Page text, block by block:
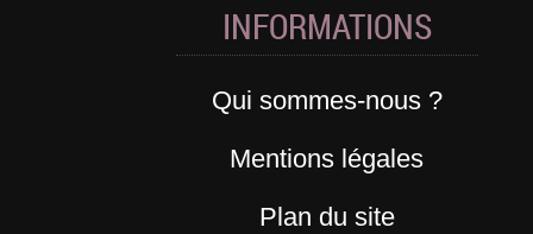
INFORMATIONS
Qui sommes-nous ?
Mentions légales
Plan du site